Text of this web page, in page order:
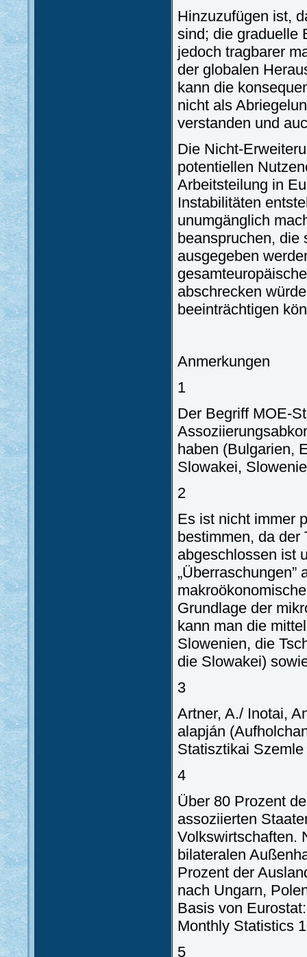
Hinzuzufügen ist,
sind; die graduelle
jedoch tragbarer
der globalen
kann die
nicht als
verstanden und
Die Nicht-
potentiellen
Arbeitsteilung in
Instabilitäten
unumgänglich
beanspruchen, die
ausgegeben
abschrecken
beeinträchtigen
Anmerkungen
1
Der Begriff MOE-
haben (Bulgarien,
Slowakei,
2
Es ist nicht immer
bestimmen, da
abgeschlossen ist
Grundlage der
kann man die
Slowenien, die
die Slowakei)
3
Artner, A./ Inotai,
alapján
Statisztikai
4
Über 80 Prozent
assoziierten
Volkswirtschaften.
bilateralen
Prozent der
nach Ungarn,
Basis von
Monthly Statistics
5